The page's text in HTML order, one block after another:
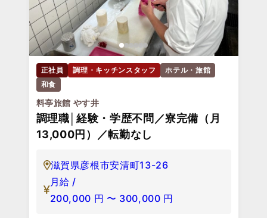
正社員 調理・キッチンスタッフ
ホテル・旅館
和食
料亭旅館 やす井
調理職│経験・学歴不問／寮完備（月
13,000円）／転勤なし
滋賀県彦根市安清町13-26
月給 /
200,000 円 〜 300,000 円